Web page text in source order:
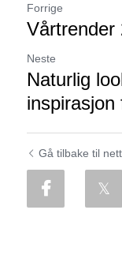
Forrige
Vårtrender
Neste
Naturlig
inspirasjon
Gå tilbake til